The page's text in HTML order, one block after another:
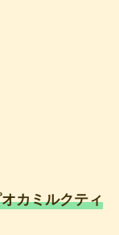
カミルクティ